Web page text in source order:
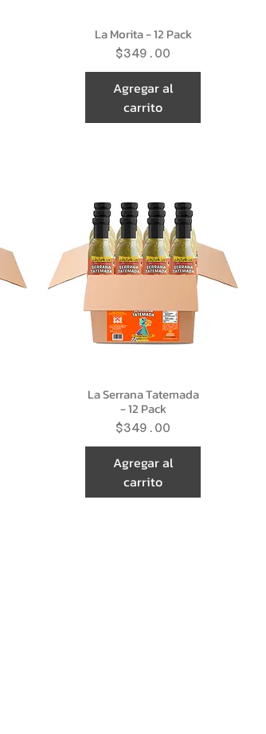
La Morita - 12 Pack
Precio
$349.00
Agregar al
carrito
La Serrana Tatemada
- 12 Pack
Precio
$349.00
Agregar al
carrito